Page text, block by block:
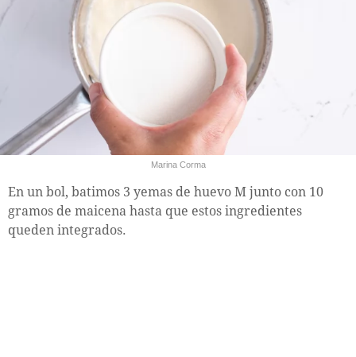
Marina Corma
En un bol, batimos 3 yemas de huevo M junto con 10
gramos de maicena hasta que estos ingredientes
queden integrados.